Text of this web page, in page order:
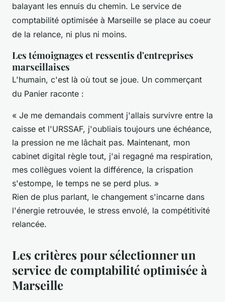
balayant les ennuis du chemin. Le service de
comptabilité optimisée à Marseille se place au coeur
de la relance, ni plus ni moins.
Les témoignages et ressentis d'entreprises
marseillaises
L'humain, c'est là où tout se joue. Un commerçant
du Panier raconte :
« Je me demandais comment j'allais survivre entre la
caisse et l'URSSAF, j'oubliais toujours une échéance,
la pression ne me lâchait pas. Maintenant, mon
cabinet digital règle tout, j'ai regagné ma respiration,
mes collègues voient la différence, la crispation
s'estompe, le temps ne se perd plus. »
Rien de plus parlant, le changement s'incarne dans
l'énergie retrouvée, le stress envolé, la compétitivité
relancée.
Les critères pour sélectionner un
service de comptabilité optimisée à
Marseille